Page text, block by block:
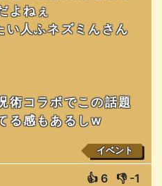
よねぇ
人ふネズミんさん
術コラボでこの話題
る感もあるしw
イベント
👍 6 👎 -1